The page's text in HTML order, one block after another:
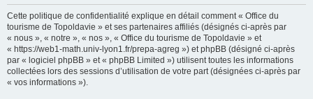
Cette politique de confidentialité explique en détail comment « Office du
tourisme de Topoldavie » et ses partenaires affiliés (désignés ci-après par
« nous », « notre », « nos », « Office du tourisme de Topoldavie » et
« https://web1-math.univ-lyon1.fr/prepa-agreg ») et phpBB (désigné ci-après
par « logiciel phpBB » et « phpBB Limited ») utilisent toutes les informations
collectées lors des sessions d’utilisation de votre part (désignées ci-après par
« vos informations »).